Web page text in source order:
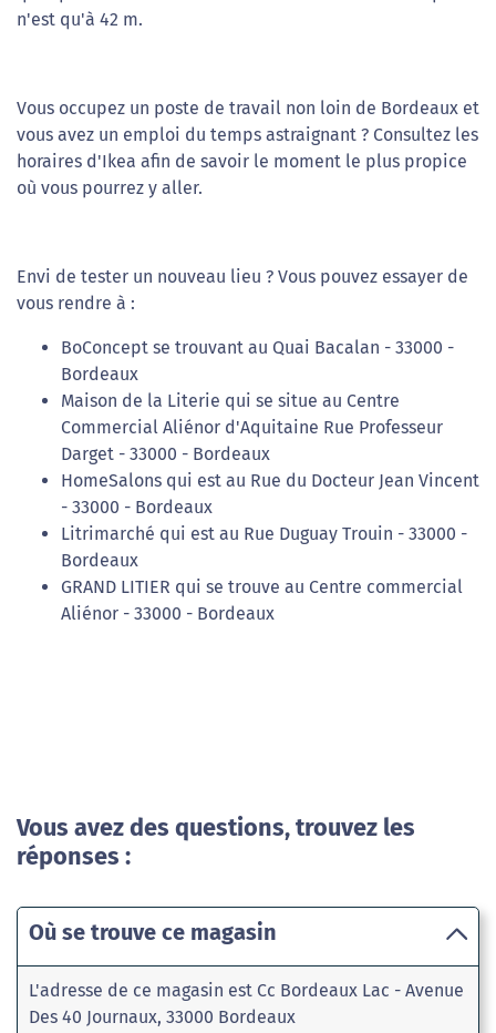
n'est qu'à 42 m.
Vous occupez un poste de travail non loin de Bordeaux et
vous avez un emploi du temps astraignant ? Consultez les
horaires d'Ikea afin de savoir le moment le plus propice
où vous pourrez y aller.
Envi de tester un nouveau lieu ? Vous pouvez essayer de
vous rendre à :
BoConcept se trouvant au Quai Bacalan - 33000 -
Bordeaux
Maison de la Literie qui se situe au Centre
Commercial Aliénor d'Aquitaine Rue Professeur
Darget - 33000 - Bordeaux
HomeSalons qui est au Rue du Docteur Jean Vincent
- 33000 - Bordeaux
Litrimarché qui est au Rue Duguay Trouin - 33000 -
Bordeaux
GRAND LITIER qui se trouve au Centre commercial
Aliénor - 33000 - Bordeaux
Vous avez des questions, trouvez les
réponses :
Où se trouve ce magasin
L'adresse de ce magasin est Cc Bordeaux Lac - Avenue
Des 40 Journaux, 33000 Bordeaux